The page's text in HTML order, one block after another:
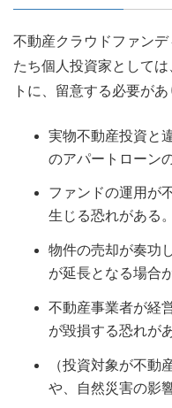
不動産クラウドファン
たち個人投資家として
トに、留意する必要があ
実物不動産投資と
のアパートローン
ファンドの運用が
生じる恐れがある
物件の売却が奏功
が延長となる場合
不動産事業者が経
が毀損する恐れが
（投資対象が不動
や、自然災害の影